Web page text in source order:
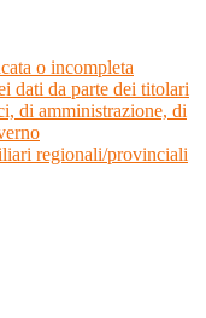
o incompleta
dati da parte dei titolari
di amministrazione, di
regionali/provinciali